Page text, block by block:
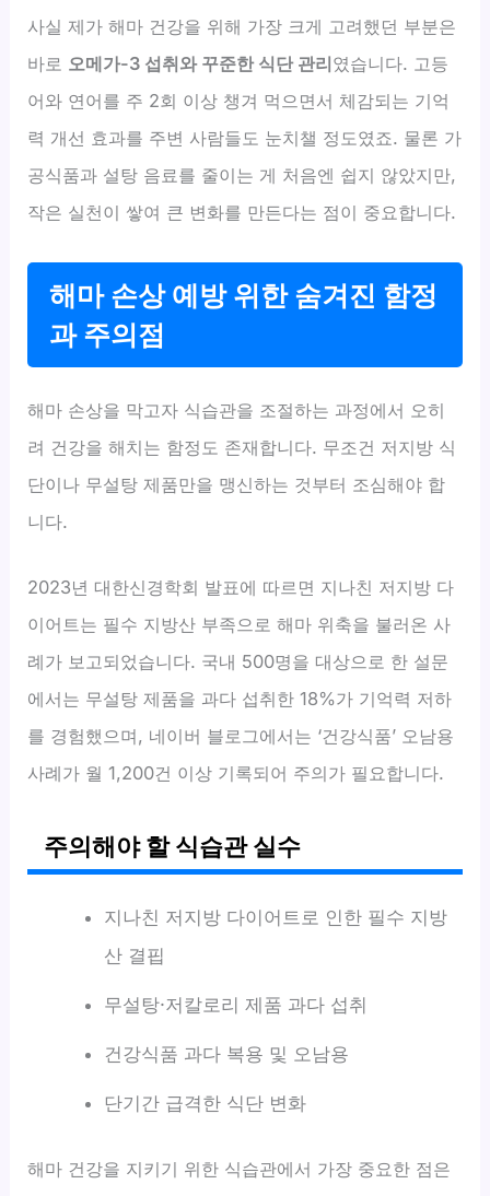
사실 제가 해마 건강을 위해 가장 크게 고려했던 부분은
바로 오메가-3 섭취와 꾸준한 식단 관리였습니다. 고등
어와 연어를 주 2회 이상 챙겨 먹으면서 체감되는 기억
력 개선 효과를 주변 사람들도 눈치챌 정도였죠. 물론 가
공식품과 설탕 음료를 줄이는 게 처음엔 쉽지 않았지만,
작은 실천이 쌓여 큰 변화를 만든다는 점이 중요합니다.
해마 손상 예방 위한 숨겨진 함정
과 주의점
해마 손상을 막고자 식습관을 조절하는 과정에서 오히
려 건강을 해치는 함정도 존재합니다. 무조건 저지방 식
단이나 무설탕 제품만을 맹신하는 것부터 조심해야 합
니다.
2023년 대한신경학회 발표에 따르면 지나친 저지방 다
이어트는 필수 지방산 부족으로 해마 위축을 불러온 사
례가 보고되었습니다. 국내 500명을 대상으로 한 설문
에서는 무설탕 제품을 과다 섭취한 18%가 기억력 저하
를 경험했으며, 네이버 블로그에서는 ‘건강식품’ 오남용
사례가 월 1,200건 이상 기록되어 주의가 필요합니다.
주의해야 할 식습관 실수
지나친 저지방 다이어트로 인한 필수 지방
산 결핍
무설탕·저칼로리 제품 과다 섭취
건강식품 과다 복용 및 오남용
단기간 급격한 식단 변화
해마 건강을 지키기 위한 식습관에서 가장 중요한 점은